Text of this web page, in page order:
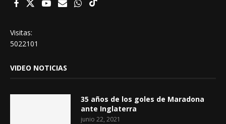
Visitas:
5022101
VIDEO NOTICIAS
35 años de los goles de Maradona
ante Inglaterra
junio 22, 2021